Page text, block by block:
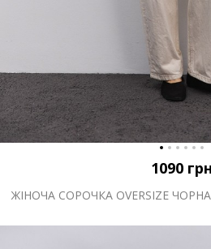
1090 грн
ЖІНОЧА СОРОЧКА OVERSIZE